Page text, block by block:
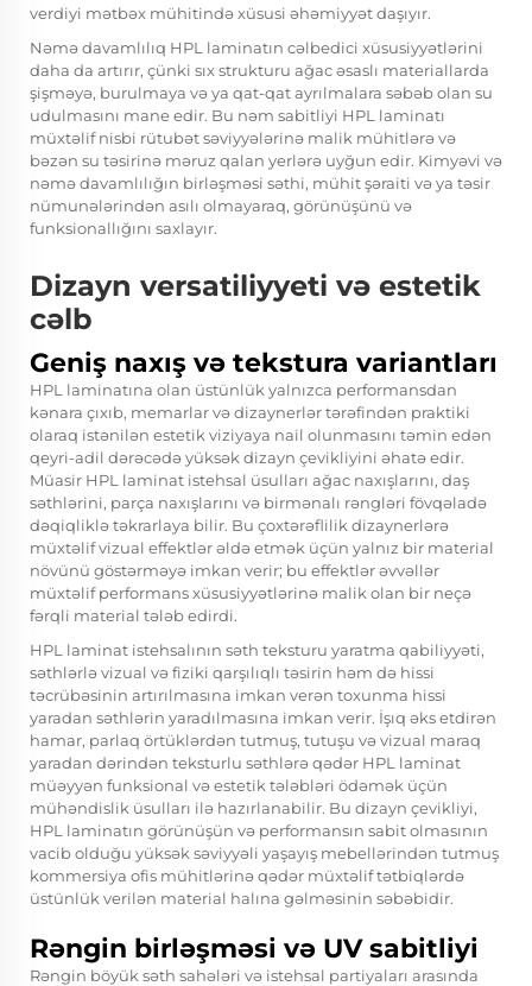
verdiyi mətbəx mühitində xüsusi əhəmiyyət daşıyır.
Nəmə davamlılıq HPL laminatın cəlbedici xüsusiyyətlərini
daha da artırır, çünki sıx strukturu ağac əsaslı materiallarda
şişməyə, burulmaya və ya qat-qat ayrılmalara səbəb olan su
udulmasını mane edir. Bu nəm sabitliyi HPL laminatı
müxtəlif nisbi rütubət səviyyələrinə malik mühitlərə və
bəzən su təsirinə məruz qalan yerlərə uyğun edir. Kimyəvi və
nəmə davamlılığın birləşməsi səthi, mühit şəraiti və ya təsir
nümunələrindən asılı olmayaraq, görünüşünü və
funksionallığını saxlayır.
Dizayn versatiliyyeti və estetik
cəlb
Geniş naxış və tekstura variantları
HPL laminatına olan üstünlük yalnızca performansdan
kənara çıxıb, memarlar və dizaynerlər tərəfindən praktiki
olaraq istənilən estetik viziyaya nail olunmasını təmin edən
qeyri-adil dərəcədə yüksək dizayn çevikliyini əhatə edir.
Müasir HPL laminat istehsal üsulları ağac naxışlarını, daş
səthlərini, parça naxışlarını və birmənalı rəngləri fövqəladə
dəqiqliklə təkrarlaya bilir. Bu çoxtərəflilik dizaynerlərə
müxtəlif vizual effektlər əldə etmək üçün yalnız bir material
növünü göstərməyə imkan verir; bu effektlər əvvəllər
müxtəlif performans xüsusiyyətlərinə malik olan bir neçə
fərqli material tələb edirdi.
HPL laminat istehsalının səth teksturu yaratma qabiliyyəti,
səthlərlə vizual və fiziki qarşılıqlı təsirin həm də hissi
təcrübəsinin artırılmasına imkan verən toxunma hissi
yaradan səthlərin yaradılmasına imkan verir. İşıq əks etdirən
hamar, parlaq örtüklərdən tutmuş, tutuşu və vizual maraq
yaradan dərindən teksturlu səthlərə qədər HPL laminat
müəyyən funksional və estetik tələbləri ödəmək üçün
mühəndislik üsulları ilə hazırlanabilir. Bu dizayn çevikliyi,
HPL laminatın görünüşün və performansın sabit olmasının
vacib olduğu yüksək səviyyəli yaşayış mebellərindən tutmuş
kommersiya ofis mühitlərinə qədər müxtəlif tətbiqlərdə
üstünlük verilən material halına gəlməsinin səbəbidir.
Rəngin birləşməsi və UV sabitliyi
Rəngin böyük səth sahələri və istehsal partiyaları arasında